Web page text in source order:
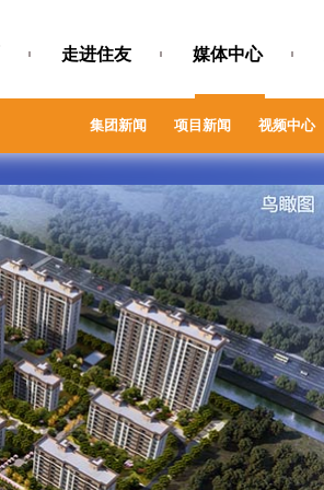
走进住友 媒体中心
集团新闻 项目新闻 视频中心